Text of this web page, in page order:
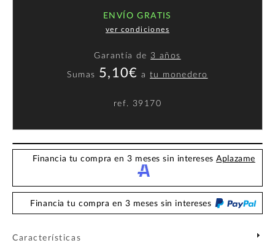
ENVÍO GRATIS
ver condiciones
Garantía de 3 años
Sumas 5,10€ atu monedero
ref. 39170
Financia tu compra en 3 meses sin interesesAplazame
Financia tu compra en 3 meses sin intereses
Características